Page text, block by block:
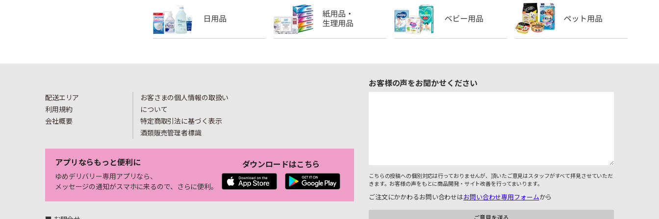
配送エリア
利用規約
会社概要
お客さまの個人情報の取扱い
について
特定商取引法に基づく表示
酒類販売管理者標識
アプリならもっと便利に
ゆめデリバリー専用アプリなら、
メッセージの通知がスマホに来るので、さらに便利。
ダウンロードはこちら
お客様の声をお聞かせください
こちらの投稿への個別対応は行っておりませんが、頂いたご意見はスタッフがすべて拝見させていただ
きます。お客様の声をもとに商品開発・サイト改善を行ってまいります。
ご注文にかかわるお問い合わせはお問い合わせ専用フォームから